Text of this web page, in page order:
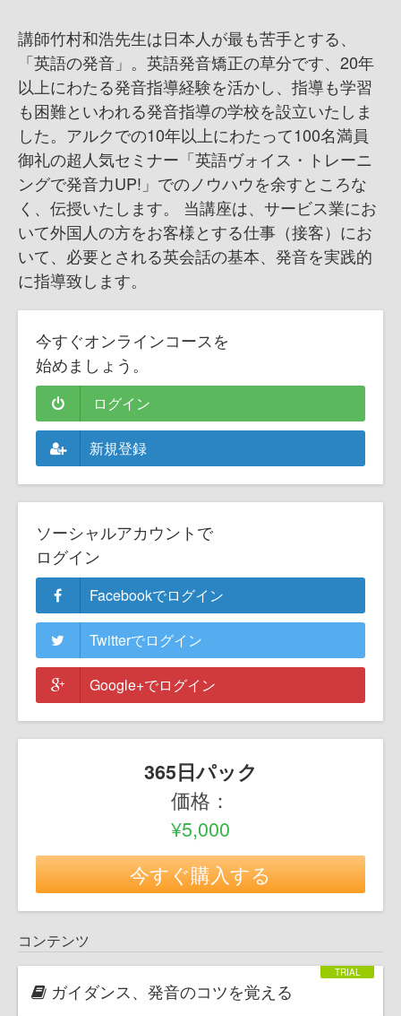
講師竹村和浩先生は日本人が最も苦手とする、
「英語の発音」。英語発音矯正の草分です、20年
以上にわたる発音指導経験を活かし、指導も学習
も困難といわれる発音指導の学校を設立いたしま
した。アルクでの10年以上にわたって100名満員
御礼の超人気セミナー「英語ヴォイス・トレーニ
ングで発音力UP!」でのノウハウを余すところな
く、伝授いたします。 当講座は、サービス業にお
いて外国人の方をお客様とする仕事（接客）にお
いて、必要とされる英会話の基本、発音を実践的
に指導致します。
今すぐオンラインコースを
始めましょう。
ログイン
新規登録
ソーシャルアカウントで
ログイン
Facebookでログイン
Twitterでログイン
Google+でログイン
365日パック
価格：
¥5,000
今すぐ購入する
コンテンツ
ガイダンス、発音のコツを覚える